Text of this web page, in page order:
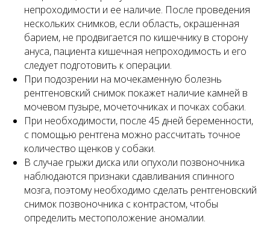
непроходимости и ее наличие. После проведения
нескольких снимков, если область, окрашенная
барием, не продвигается по кишечнику в сторону
ануса, пациента кишечная непроходимость и его
следует подготовить к операции.
При подозрении на мочекаменную болезнь
рентгеновский снимок покажет наличие камней в
мочевом пузыре, мочеточниках и почках собаки.
При необходимости, после 45 дней беременности,
с помощью рентгена можно рассчитать точное
количество щенков у собаки.
В случае грыжи диска или опухоли позвоночника
наблюдаются признаки сдавливания спинного
мозга, поэтому необходимо сделать рентгеновский
снимок позвоночника с контрастом, чтобы
определить местоположение аномалии.